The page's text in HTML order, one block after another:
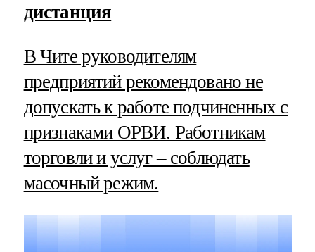
дистанция
В Чите руководителям
предприятий рекомендовано не
допускать к работе подчиненных с
признаками ОРВИ. Работникам
торговли и услуг – соблюдать
масочный режим.